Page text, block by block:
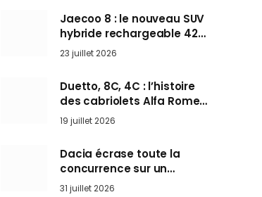
Jaecoo 8 : le nouveau SUV
hybride rechargeable 428
ch qui vise l’Audi Q7 arrive
en Europe cet automne
23 juillet 2026
Duetto, 8C, 4C : l’histoire
des cabriolets Alfa Romeo,
ces Spider qui ont défini
l’art de rouler cheveux au
vent
19 juillet 2026
Dacia écrase toute la
concurrence sur un
marché où personne ne
31 juillet 2026